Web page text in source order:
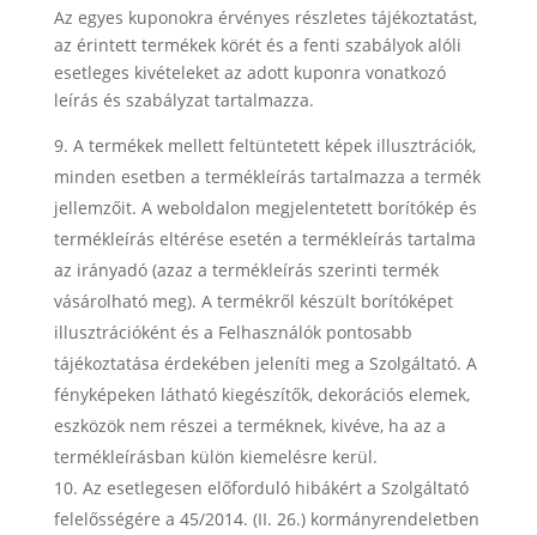
Az egyes kuponokra érvényes részletes tájékoztatást,
az érintett termékek körét és a fenti szabályok alóli
esetleges kivételeket az adott kuponra vonatkozó
leírás és szabályzat tartalmazza.
A termékek mellett feltüntetett képek illusztrációk,
minden esetben a termékleírás tartalmazza a termék
jellemzőit. A weboldalon megjelentetett borítókép és
termékleírás eltérése esetén a termékleírás tartalma
az irányadó (azaz a termékleírás szerinti termék
vásárolható meg). A termékről készült borítóképet
illusztrációként és a Felhasználók pontosabb
tájékoztatása érdekében jeleníti meg a Szolgáltató. A
fényképeken látható kiegészítők, dekorációs elemek,
eszközök nem részei a terméknek, kivéve, ha az a
termékleírásban külön kiemelésre kerül.
Az esetlegesen előforduló hibákért a Szolgáltató
felelősségére a 45/2014. (II. 26.) kormányrendeletben